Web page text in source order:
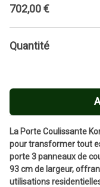
702,00€
Quantité
La Porte Coulissante
pour transformer tout
porte 3 panneaux de
93 cm de largeur,
utilisations